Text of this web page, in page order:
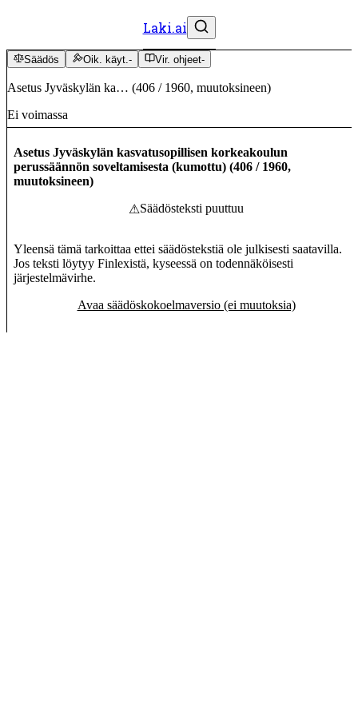
Laki.ai
Säädös Oik. käyt.- Vir. ohjeet-
Asetus Jyväskylän ka… (406 / 1960, muutoksineen)
Ei voimassa
Asetus Jyväskylän kasvatusopillisen korkeakoulun
perussäännön soveltamisesta (kumottu) (406 / 1960,
muutoksineen)
⚠Säädösteksti puuttuu
Yleensä tämä tarkoittaa ettei säädöstekstiä ole julkisesti saatavilla.
Jos teksti löytyy Finlexistä, kyseessä on todennäköisesti
järjestelmävirhe.
Avaa säädöskokoelmaversio (ei muutoksia)